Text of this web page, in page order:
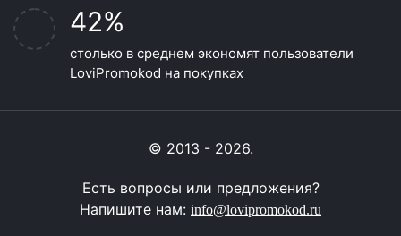
42%
столько в среднем экономят пользователи
LoviPromokod на покупках
© 2013 - 2026.
Есть вопросы или предложения?
Напишите нам: info@lovipromokod.ru